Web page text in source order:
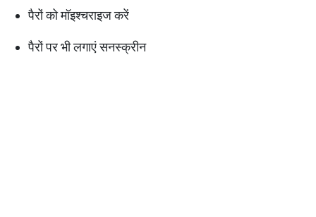
पैरों को मॉइश्चराइज करें
पैरों पर भी लगाएं सनस्क्रीन